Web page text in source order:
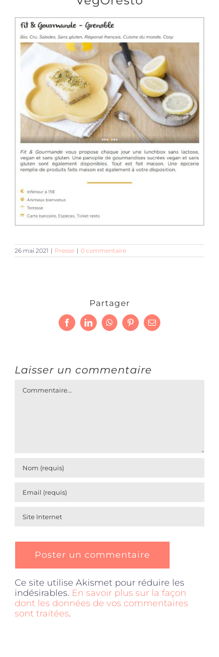
Produits sains
Click and collect
Traiteur
Cours
Accessoires
Offres
26 mai 2021 | Presse | 0 commentaire
Partager
FacebookLinkedInWhatsAppPinterestEmail
Laisser un commentaire
Ce site utilise Akismet pour réduire les
indésirables. En savoir plus sur la façon
dont les données de vos commentaires
sont traitées.